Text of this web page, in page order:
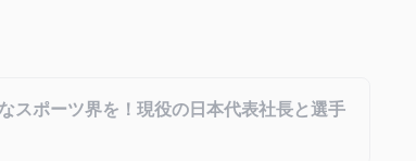
スポーツ界を！現役の日本代表社長と選手